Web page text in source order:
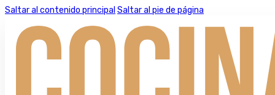
Saltar al contenido principal Saltar al pie de página